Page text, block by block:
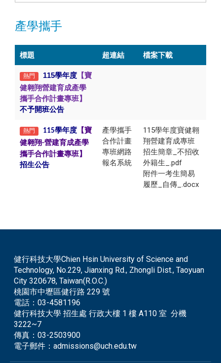
產學攜手
標題 超連結 檔案下載
熱門 115學年度 【寶
健翱翔營建育成產學
攜手合作計畫專班】
不予開班公告
熱門 115學年度 【寶
健翱翔-營建育成產學
攜手合作計畫專班】
招生公告
產學攜手
合作計畫
專班網路
報名系統
115學年度寶健翱
翔營建育成專班
招生簡章_不招收
外籍生_.pdf
附件一考生簡易
履歷_自傳_.docx
健行科技大學Chien Hsin University of Science and
Technology, No.229, Jianxing Rd., Zhongli Dist., Taoyuan
City 320678, Taiwan(R.O.C.)
桃園市中壢區健行路 229 號
電話：03-4581196
健行科技大學 招生處 行政大樓 1 樓 A110 室 分機
3222~7
傳真：03-2503900
電子郵件：admissions@uch.edu.tw